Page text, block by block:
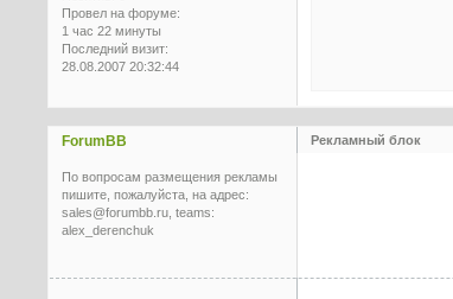
Провел на форуме:
1 час 22 минуты
Последний визит:
28.08.2007 20:32:44
Рекламный блок
ForumBB
По вопросам размещения рекламы
пишите, пожалуйста, на адрес:
sales@forumbb.ru, teams:
alex_derenchuk